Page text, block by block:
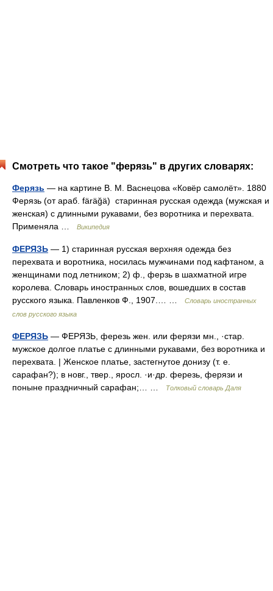
Смотреть что такое "ферязь" в других словарях:
Ферязь — на картине В. М. Васнецова «Ковёр самолёт». 1880
Ферязь (от араб. färäğä) старинная русская одежда (мужская и
женская) с длинными рукавами, без воротника и перехвата.
Применяла …
Википедия
ФЕРЯЗЬ — 1) старинная русская верхняя одежда без
перехвата и воротника, носилась мужчинами под кафтаном, а
женщинами под летником; 2) ф., ферзь в шахматной игре
королева. Словарь иностранных слов, вошедших в состав
русского языка. Павленков Ф., 1907.… …
Словарь иностранных
слов русского языка
ФЕРЯЗЬ — ФЕРЯЗЬ, ферезь жен. или ферязи мн., ·стар.
мужское долгое платье с длинными рукавами, без воротника и
перехвата. | Женское платье, застегнутое донизу (т. е.
сарафан?); в новг., твер., яросл. ·и·др. ферезь, ферязи и
поныне праздничный сарафан;… …
Толковый словарь Даля